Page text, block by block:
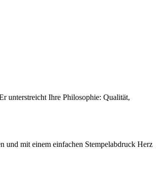
unterstreicht Ihre Philosophie: Qualität,
und mit einem einfachen Stempelabdruck Herz